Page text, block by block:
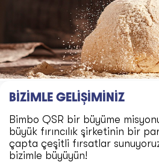
BİZİMLE GELİŞİMİNİZ
Bimbo QSR bir büyüme
büyük fırıncılık şirketinin bir
çapta çeşitli fırsatlar
bizimle büyüyün!